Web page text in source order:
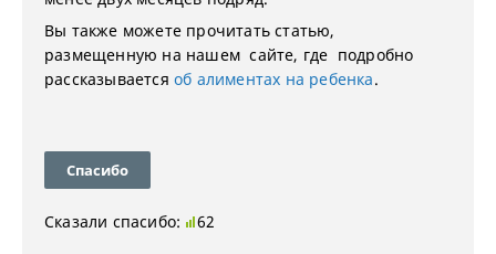
Вы также можете прочитать статью,
размещенную на нашем сайте, где подробно
рассказывается об алиментах на ребенка.
Спасибо
Сказали спасибо: 62